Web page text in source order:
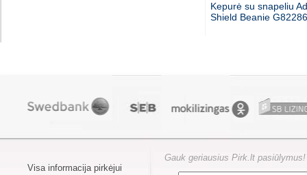
Kepurė su snapeliu
Shield Beanie G82286
Visa informacija pirkėjui
Gauk geriausius Pirk.lt pasiūlymus!